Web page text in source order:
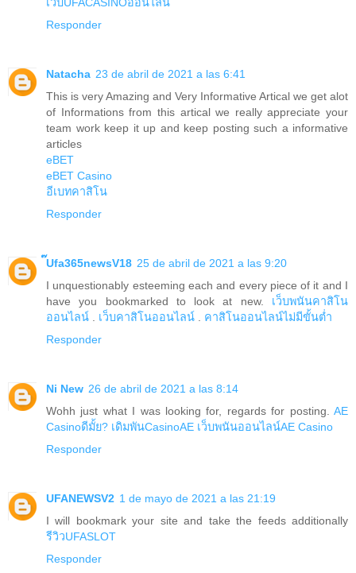
Responder
Natacha 23 de abril de 2021 a las 6:41
This is very Amazing and Very Informative Artical we get alot
of Informations from this artical we really appreciate your
team work keep it up and keep posting such a informative
articles
eBET
eBET Casino
อีเบทคาสิโน
Responder
๊Ufa365newsV18 25 de abril de 2021 a las 9:20
I unquestionably esteeming each and every piece of it and I
have you bookmarked to look at new. เว็บพนันคาสิโน
ออนไลน์
เว็บคาสิโนออนไลน์
คาสิโนออนไลน์ไม่มีขั้นต่ำ
Responder
Ni New 26 de abril de 2021 a las 8:14
Wohh just what I was looking for, regards for posting. AE
Casinoดีมั้ย? เดิมพันCasinoAE เว็บพนันออนไลน์AE Casino
Responder
UFANEWSV2 1 de mayo de 2021 a las 21:19
I will bookmark your site and take the feeds additionally
รีวิวUFASLOT
Responder